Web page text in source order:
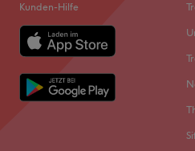
Kunden-Hilfe